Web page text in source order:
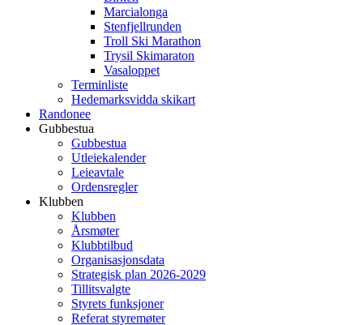
Marcialonga
Stenfjellrunden
Troll Ski Marathon
Trysil Skimaraton
Vasaloppet
Terminliste
Hedemarksvidda skikart
Randonee
Gubbestua
Gubbestua
Utleiekalender
Leieavtale
Ordensregler
Klubben
Klubben
Årsmøter
Klubbtilbud
Organisasjonsdata
Strategisk plan 2026-2029
Tillitsvalgte
Styrets funksjoner
Referat styremøter